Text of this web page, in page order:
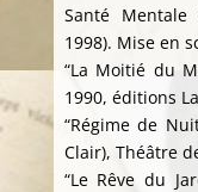
Santé
1998). Mise en
“La Moitié du
1990, éditions
“Régime de
Clair), Théâtre
“Le Rêve du